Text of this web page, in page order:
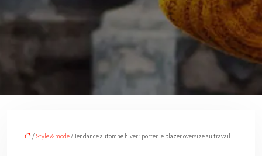
/ Style & mode/ Tendance automne hiver : porter le blazer oversize au travail